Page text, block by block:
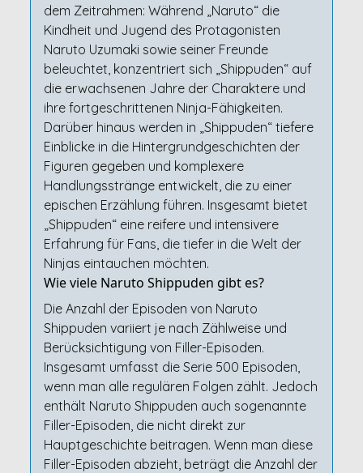
dem Zeitrahmen: Während „Naruto“ die
Kindheit und Jugend des Protagonisten
Naruto Uzumaki sowie seiner Freunde
beleuchtet, konzentriert sich „Shippuden“ auf
die erwachsenen Jahre der Charaktere und
ihre fortgeschrittenen Ninja-Fähigkeiten.
Darüber hinaus werden in „Shippuden“ tiefere
Einblicke in die Hintergrundgeschichten der
Figuren gegeben und komplexere
Handlungsstränge entwickelt, die zu einer
epischen Erzählung führen. Insgesamt bietet
„Shippuden“ eine reifere und intensivere
Erfahrung für Fans, die tiefer in die Welt der
Ninjas eintauchen möchten.
Wie viele Naruto Shippuden gibt es?
Die Anzahl der Episoden von Naruto
Shippuden variiert je nach Zählweise und
Berücksichtigung von Filler-Episoden.
Insgesamt umfasst die Serie 500 Episoden,
wenn man alle regulären Folgen zählt. Jedoch
enthält Naruto Shippuden auch sogenannte
Filler-Episoden, die nicht direkt zur
Hauptgeschichte beitragen. Wenn man diese
Filler-Episoden abzieht, beträgt die Anzahl der